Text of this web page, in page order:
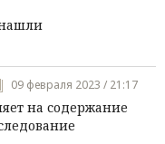
09 февраля 2023 / 21:17
на содержание